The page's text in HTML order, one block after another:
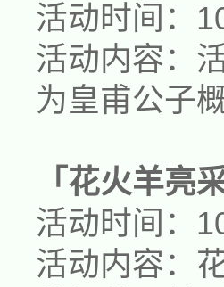
活动时间： 1
活动内容：
为皇甫公子
「 花火羊亮
活动时间：
活动内容：